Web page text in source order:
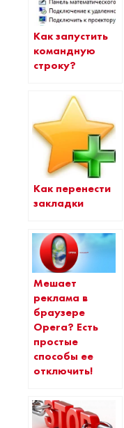
Как запустить
командную
строку?
Как перенести
закладки
Мешает
реклама в
браузере
Opera? Есть
простые
способы ее
отключить!